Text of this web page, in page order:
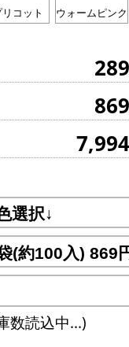
コット ウォームピンク
数読込中...)